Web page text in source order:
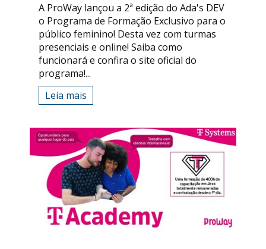
A ProWay lançou a 2ª edição do Ada's DEV
o Programa de Formação Exclusivo para o
público feminino! Desta vez com turmas
presenciais e online! Saiba como
funcionará e confira o site oficial do
programa!...
Leia mais